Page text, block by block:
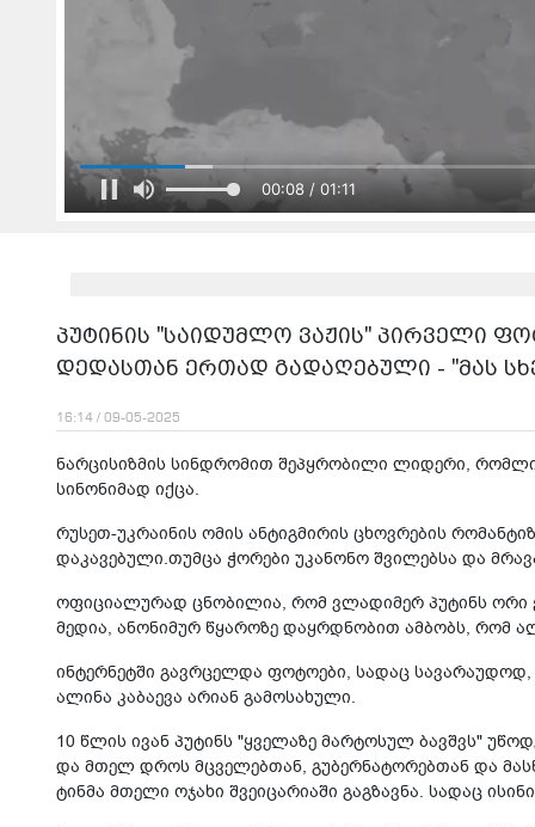
00:08 / 01:11
პუტინის "საიდუმლო ვაჟის" პირველი
დედასთან ერთად გადაღებული - "მას
16:14 / 09-05-2025
ნარცისიზმის სინდრომით შეპყრობილი ლიდერი,
სინონიმად იქცა.
რუსეთ-უკრაინის ომის ანტიგმირის ცხოვრების
დაკავებული.თუმცა ჭორები უკანონო შვილებსა და
ოფიციალურად ცნობილია, რომ ვლადიმერ პუტინს
მედია, ანონიმურ წყაროზე დაყრდნობით ამბობს, რომ
ინ­ტერ­ნეტ­ში გავ­რცელ­და ფო­ტო­ე­ბი, სადაც
ალი­ნა კა­ბა­ე­ვა არი­ან გა­მო­სა­ხუ­ლი.
10 წლის ივან პუ­ტი­ნს "ყვე­ლა­ზე მარ­ტო­სულ ბავ­შვს"
და მთელ დროს მცვე­ლებ­თან, გუ­ბერ­ნა­ტო­რებ­თან და
ტინ­მა მთე­ლი ოჯა­ხი შვე­ი­ცა­რი­ა­ში გაგ­ზავ­ნა. სადაც